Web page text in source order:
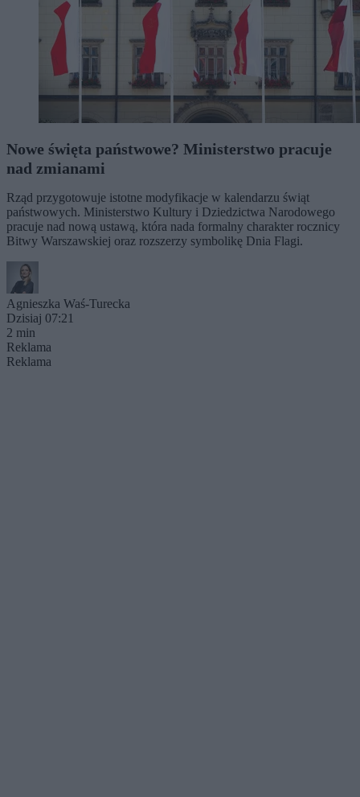
Nowe święta państwowe? Ministerstwo pracuje
nad zmianami
Rząd przygotowuje istotne modyfikacje w kalendarzu świąt
państwowych. Ministerstwo Kultury i Dziedzictwa Narodowego
pracuje nad nową ustawą, która nada formalny charakter rocznicy
Bitwy Warszawskiej oraz rozszerzy symbolikę Dnia Flagi.
Agnieszka Waś-Turecka
Dzisiaj 07:21
2 min
Reklama
Reklama